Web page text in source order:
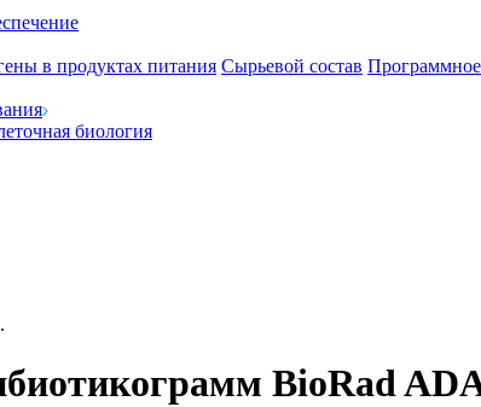
в продуктах питания Сырьевой состав
биология
BioRad